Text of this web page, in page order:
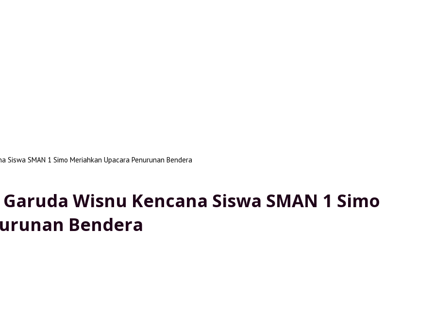
Siswa SMAN 1 Simo Meriahkan Upacara Penurunan Bendera
Wisnu Kencana Siswa SMAN 1 Simo
Bendera